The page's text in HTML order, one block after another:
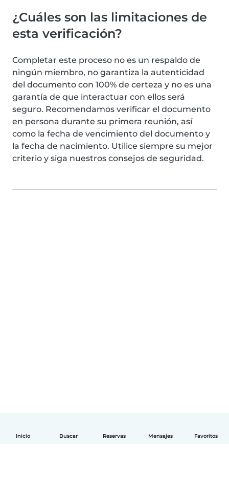
Inicio Buscar Reservas Mensajes Favoritos
¿Cuáles son las limitaciones de
esta verificación?
Completar este proceso no es un respaldo de
ningún miembro, no garantiza la autenticidad
del documento con 100% de certeza y no es una
garantía de que interactuar con ellos será
seguro. Recomendamos verificar el documento
en persona durante su primera reunión, así
como la fecha de vencimiento del documento y
la fecha de nacimiento. Utilice siempre su mejor
criterio y siga nuestros consejos de seguridad.